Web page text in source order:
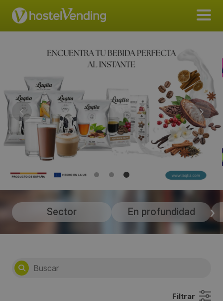
Sector En profundidad
Filtrar